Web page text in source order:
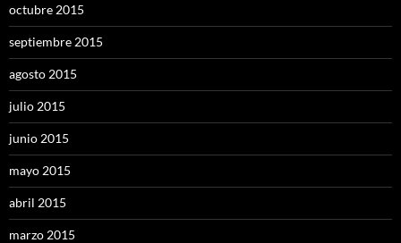
octubre 2015
septiembre 2015
agosto 2015
julio 2015
junio 2015
mayo 2015
abril 2015
marzo 2015